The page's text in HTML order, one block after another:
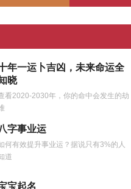
年一运卜吉凶，未来命运全
晓
看2020-2030年，你的命中会发生的劫
字事业运
何有效提升事业运？据说只有3%的人
道
宝起名